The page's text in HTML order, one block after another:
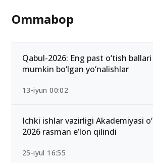
Ommabop
Qabul-2026: Eng past o‘tish
mumkin bo‘lgan yo‘nalishlar
13-iyun 00:02
Ichki ishlar vazirligi Akademiyasi
2026 rasman e’lon qilindi
25-iyul 16:55